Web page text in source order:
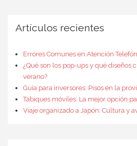
Artículos recientes
Errores Comunes en Atención
¿Qué son los pop-ups y qué diseños
verano?
Guía para inversores: Pisos en la
Tabiques móviles: La mejor opción
Viaje organizado a Japón: Cultura y